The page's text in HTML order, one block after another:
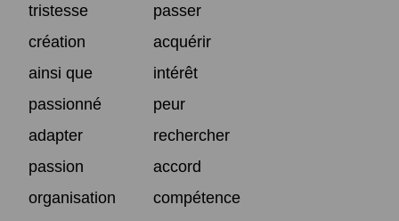
tristesse
passer
création
acquérir
ainsi que
intérêt
passionné
peur
adapter
rechercher
passion
accord
organisation
compétence